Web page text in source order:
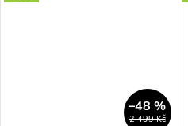
2 499 Kč
–48 %